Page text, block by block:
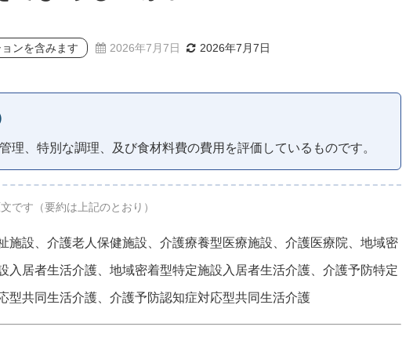
ンを含みます 2026年7月7日 2026年7月7日
理、特別な調理、及び食材料費の費用を評価しているものです。
です（要約は上記のとおり）
施設、介護老人保健施設、介護療養型医療施設、介護医療院、地域密
入居者生活介護、地域密着型特定施設入居者生活介護、介護予防特定
型共同生活介護、介護予防認知症対応型共同生活介護